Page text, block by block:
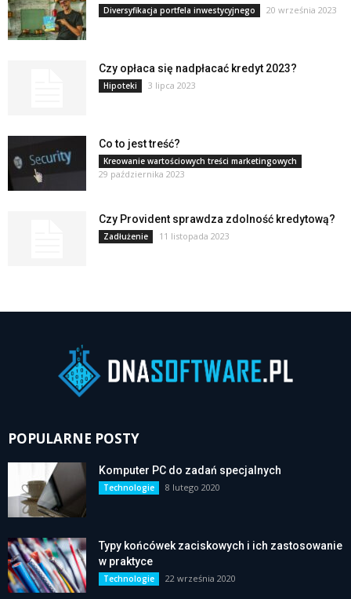
Diversyfikacja portfela inwestycyjnego 20 września 2023
Czy opłaca się nadpłacać kredyt 2023?
Hipoteki 3 lipca 2023
Co to jest treść?
Kreowanie wartościowych treści marketingowych
29 października 2023
Czy Provident sprawdza zdolność kredytową?
Zadłużenie 11 listopada 2023
POPULARNE POSTY
Komputer PC do zadań specjalnych
Technologie 8 lutego 2020
Typy końcówek zaciskowych i ich zastosowanie
w praktyce
Technologie 22 września 2020